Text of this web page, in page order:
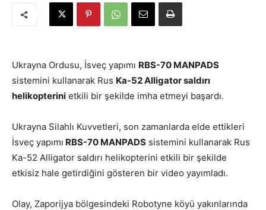
Ukrayna Ordusu, İsveç yapımı RBS-70 MANPADS
sistemini kullanarak Rus Ka-52 Alligator saldırı
helikopterini etkili bir şekilde imha etmeyi başardı.
Ukrayna Silahlı Kuvvetleri, son zamanlarda elde ettikleri
İsveç yapımı RBS-70 MANPADS sistemini kullanarak Rus
Ka-52 Alligator saldırı helikopterini etkili bir şekilde
etkisiz hale getirdiğini gösteren bir video yayımladı.
Olay, Zaporijya bölgesindeki Robotyne köyü yakınlarında